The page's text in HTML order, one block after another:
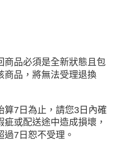
商品必須是全新狀態且包
商品，將無法受理退換
7日為止，請您3日內確
或配送途中造成損壞，
7日恕不受理。